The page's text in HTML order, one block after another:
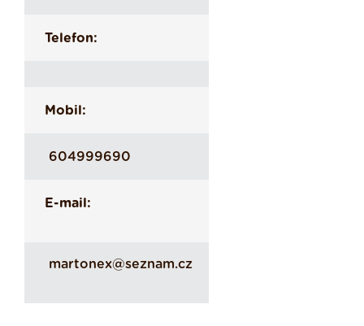
Telefon:
Mobil:
604999690
E-mail:
martonex@seznam.cz